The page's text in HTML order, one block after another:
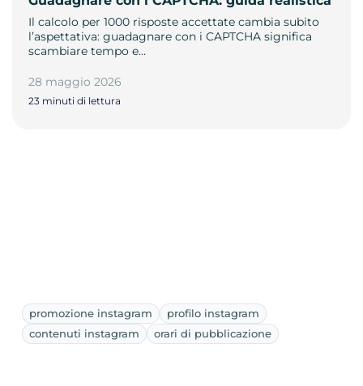
Il calcolo per 1000 risposte accettate cambia subito
l’aspettativa: guadagnare con i CAPTCHA significa
scambiare tempo e…
28 maggio 2026
23 minuti di lettura
promozione instagram
profilo instagram
contenuti instagram
orari di pubblicazione